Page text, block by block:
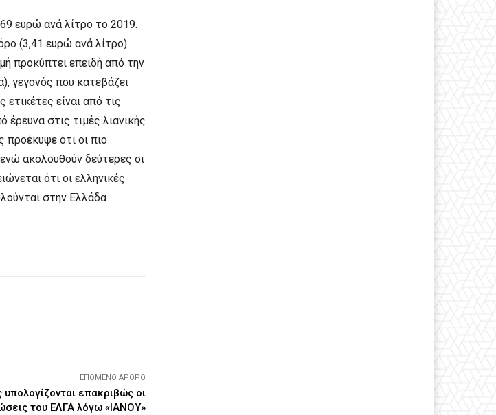
ευρώ ανά λίτρο το 2019.
(3,41 ευρώ ανά λίτρο).
προκύπτει επειδή από την
γεγονός που κατεβάζει
είναι από τις
έρευνα στις τιμές λιανικής
προέκυψε ότι οι πιο
ακολουθούν δεύτερες οι
ότι οι ελληνικές
στην Ελλάδα
ΕΠΌΜΕΝΟ ΆΡΘΡΟ
επακριβώς οι
του ΕΛΓΑ λόγω «ΙΑΝΟΥ»